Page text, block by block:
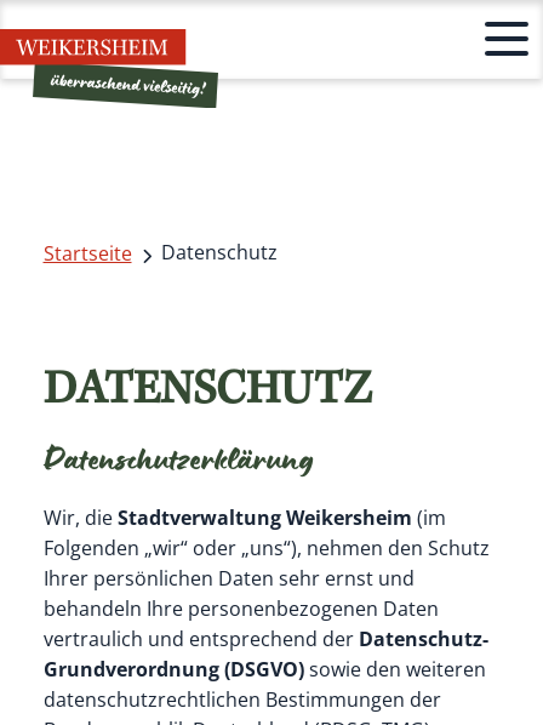
Startseite Datenschutz
DATENSCHUTZ
Datenschutzerklärung
Wir, dieStadtverwaltung Weikersheim (im
Folgenden „wir“ oder „uns“), nehmen den Schutz
Ihrer persönlichen Daten sehr ernst und
behandeln Ihre personenbezogenen Daten
vertraulich und entsprechend der Datenschutz-
Grundverordnung (DSGVO)sowie den weiteren
datenschutzrechtlichen Bestimmungen der